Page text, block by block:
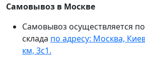
Самовывоз в Москве
Самовывоз осуществляется
склада по адресу: Москва,
км, 3с1.